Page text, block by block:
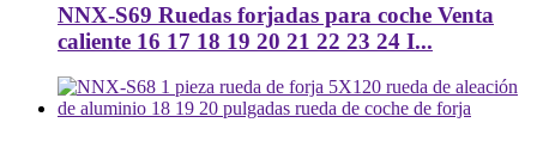
NNX-S69 Ruedas forjadas para coche Venta
caliente 16 17 18 19 20 21 22 23 24 I...